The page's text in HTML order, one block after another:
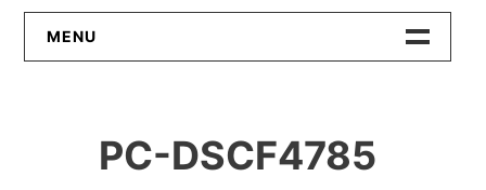
MENU
ИЦиГ СО РАН
PC-DSCF4785